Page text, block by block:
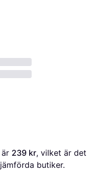
är 239 kr, vilket är det
jämförda butiker.